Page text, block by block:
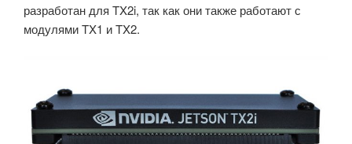
разработан для TX2i, так как они также работают с
модулями TX1 и TX2.